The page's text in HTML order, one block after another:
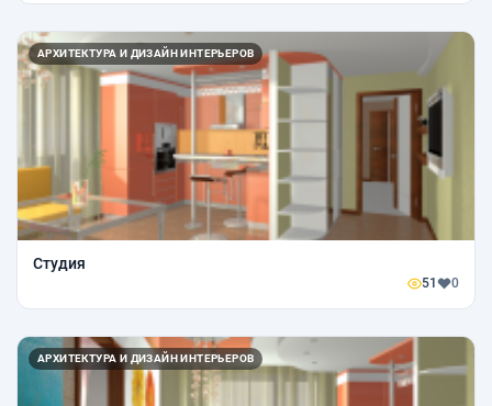
АРХИТЕКТУРА И ДИЗАЙН ИНТЕРЬЕРОВ
Студия
51 0
АРХИТЕКТУРА И ДИЗАЙН ИНТЕРЬЕРОВ